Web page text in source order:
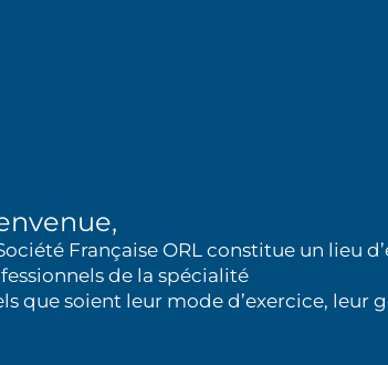
Française ORL constitue un lieu
de la spécialité
que soient leur mode d’exercice, leur